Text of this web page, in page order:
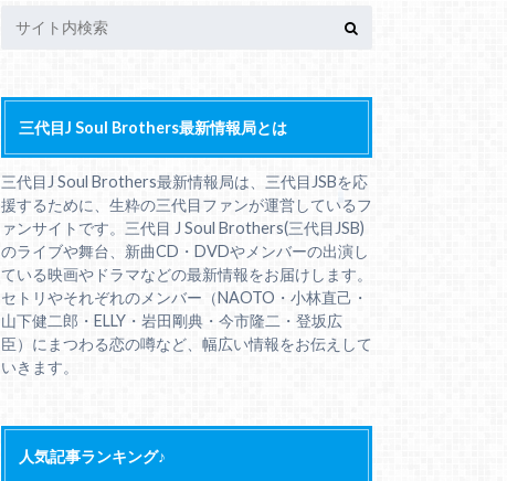
三代目J Soul Brothers最新情報局とは
三代目J Soul Brothers最新情報局は、三代目JSBを応
援するために、生粋の三代目ファンが運営しているフ
ァンサイトです。三代目 J Soul Brothers(三代目JSB)
のライブや舞台、新曲CD・DVDやメンバーの出演し
ている映画やドラマなどの最新情報をお届けします。
セトリやそれぞれのメンバー（NAOTO・小林直己・
山下健二郎・ELLY・岩田剛典・今市隆二・登坂広
臣）にまつわる恋の噂など、幅広い情報をお伝えして
いきます。
人気記事ランキング♪